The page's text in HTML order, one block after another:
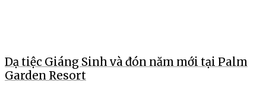
Dạ tiệc Giáng Sinh và đón năm mới tại Palm
Garden Resort